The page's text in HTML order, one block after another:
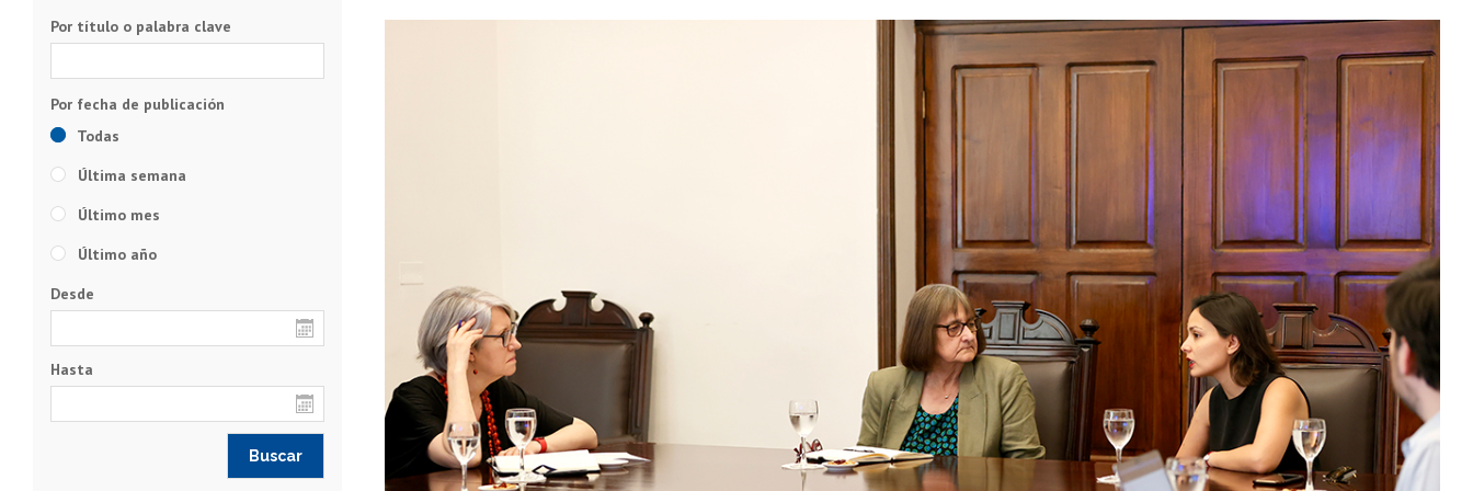
Por título o palabra clave
Todas
Última semana
Último mes
Último año
Desde
Hasta